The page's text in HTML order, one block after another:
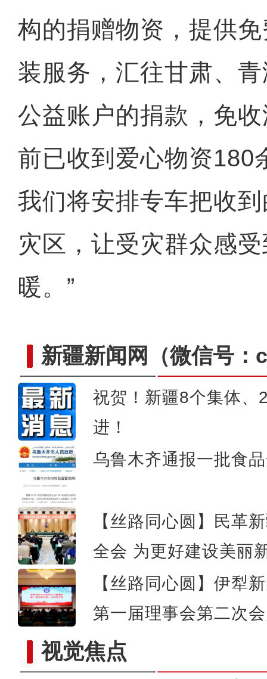
构的捐赠物资，提供
装服务，汇往甘肃、
公益账户的捐款，免
前已收到爱心物资180
我们将安排专车把收
灾区，让受灾群众感
暖。”
新疆新闻网 （微信号
祝贺！新疆8个集体、
进！
乌鲁木齐通报一批食
【丝路同心圆】民革
全会 为更好建设美丽
【丝路同心圆】伊犁
第一届理事会第二次
视觉焦点
多彩昆玉魅力无限 最新“